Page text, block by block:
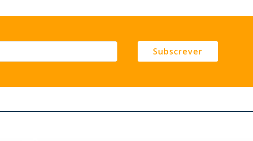
Subscrever